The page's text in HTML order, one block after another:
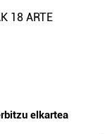
18 ARTE
elkartea